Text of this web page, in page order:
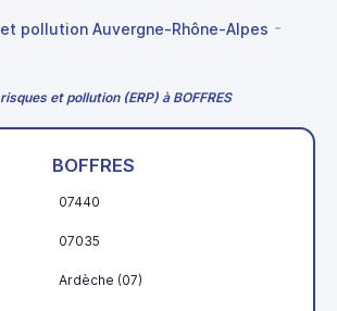
pollution Auvergne-Rhône-Alpes
et pollution (ERP) à BOFFRES
BOFFRES
07440
07035
Ardèche (07)